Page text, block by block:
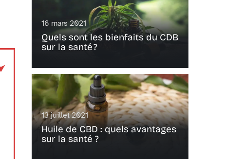
16 mars 2021
Quels sont les bienfaits du CDB
sur la santé ?
13 juillet 2021
Huile de CBD : quels avantages
sur la santé ?